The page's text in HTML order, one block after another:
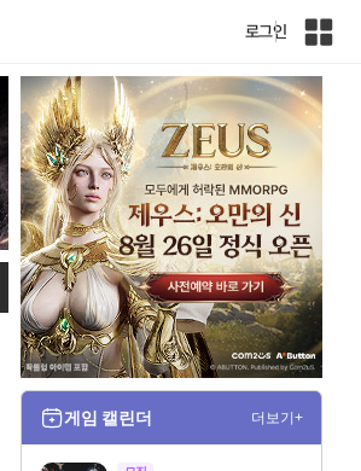
로그인
인
체
사
게임 캘린더 더보기+